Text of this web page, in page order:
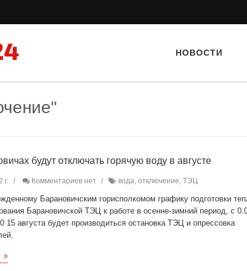
НОВОСТИ
будут отключать горячую воду в августе
г. Комментариев нет вода, отключение, ТЭЦ
Барановичским горисполкомом графику подготовки
Барановичской ТЭЦ к работе в осенне-зимний период, с
15 августа будет производиться остановка ТЭЦ и опрессовка
Тайный гость: Ресторан “Папараць
Тайный гость: Кафе